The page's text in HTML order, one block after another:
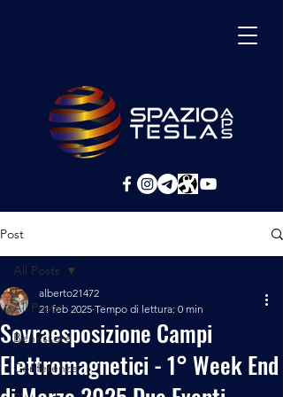
Post
All Posts
Benessere
Conferenze
All Posts
Sovraesposizione Campi
Elettromagnetici - 1° Week End
alberto21472
21 feb 2025 Tempo di lettura: 0 min